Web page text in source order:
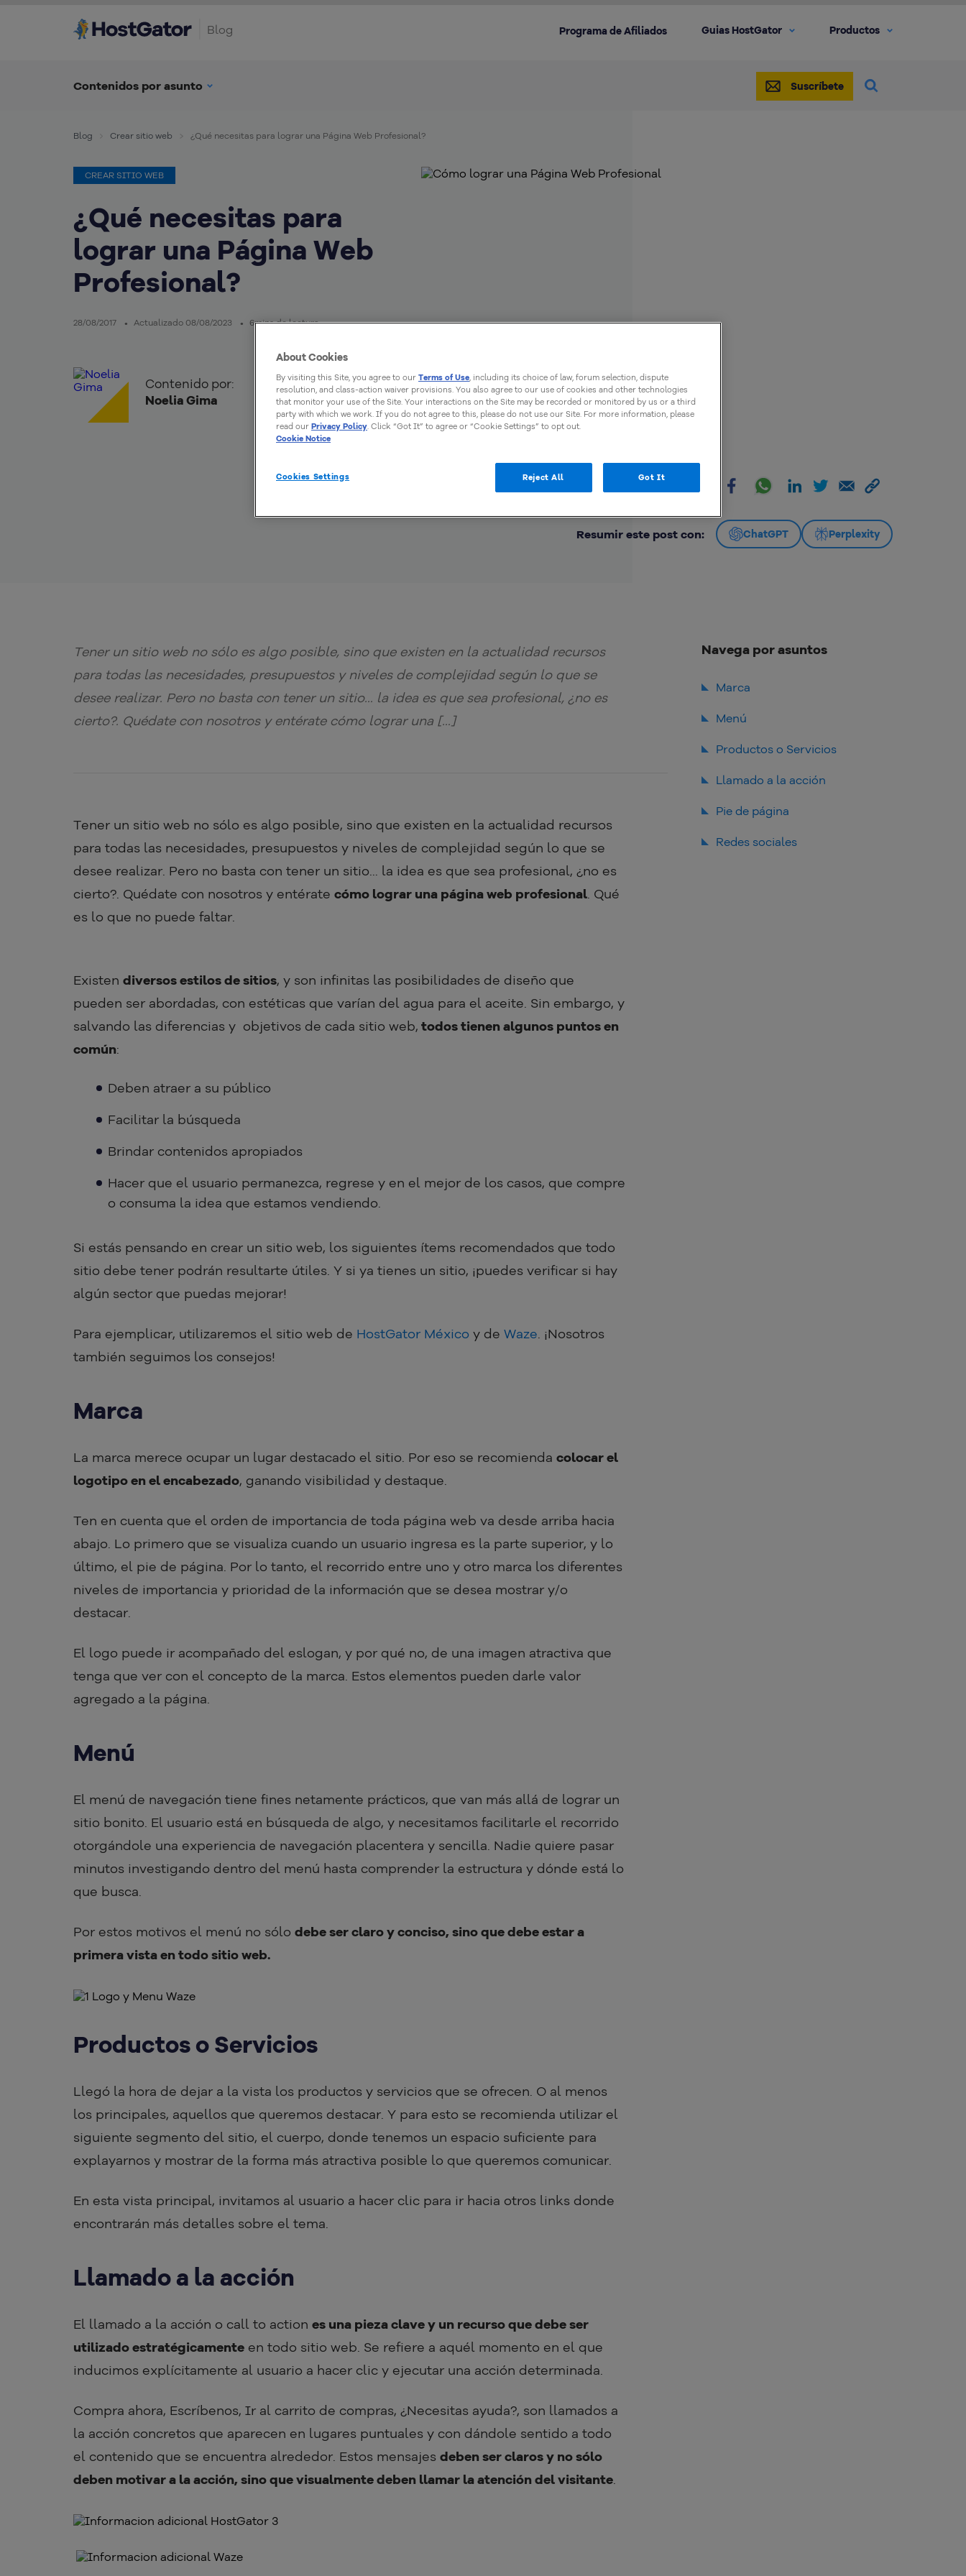
Blog Programa de Afiliados Guias HostGator Productos
Contenidos por asunto Suscríbete
Blog Crear sitio web ¿Qué necesitas para lograr una Página Web Profesional?
CREAR SITIO WEB
¿Qué necesitas para
lograr una Página Web
Profesional?
28/08/2017 Actualizado 08/08/2023 6mins de lectura
Contenido por:
Noelia Gima
Resumir este post con: ChatGPT Perplexity
Tener un sitio web no sólo es algo posible, sino que existen en la actualidad recursos
para todas las necesidades, presupuestos y niveles de complejidad según lo que se
desee realizar. Pero no basta con tener un sitio… la idea es que sea profesional, ¿no es
cierto?. Quédate con nosotros y entérate cómo lograr una […]
Tener un sitio web no sólo es algo posible, sino que existen en la actualidad recursos
para todas las necesidades, presupuestos y niveles de complejidad según lo que se
desee realizar. Pero no basta con tener un sitio… la idea es que sea profesional, ¿no es
cierto?. Quédate con nosotros y entérate cómo lograr una página web profesional. Qué
es lo que no puede faltar.
Existen diversos estilos de sitios, y son infinitas las posibilidades de diseño que
pueden ser abordadas, con estéticas que varían del agua para el aceite. Sin embargo, y
salvando las diferencias y objetivos de cada sitio web, todos tienen algunos puntos en
común:
Deben atraer a su público
Facilitar la búsqueda
Brindar contenidos apropiados
Hacer que el usuario permanezca, regrese y en el mejor de los casos, que compre
o consuma la idea que estamos vendiendo.
Si estás pensando en crear un sitio web, los siguientes ítems recomendados que todo
sitio debe tener podrán resultarte útiles. Y si ya tienes un sitio, ¡puedes verificar si hay
algún sector que puedas mejorar!
Para ejemplicar, utilizaremos el sitio web de HostGator México y de Waze. ¡Nosotros
también seguimos los consejos!
Marca
La marca merece ocupar un lugar destacado el sitio. Por eso se recomienda colocar el
logotipo en el encabezado, ganando visibilidad y destaque.
Ten en cuenta que el orden de importancia de toda página web va desde arriba hacia
abajo. Lo primero que se visualiza cuando un usuario ingresa es la parte superior, y lo
último, el pie de página. Por lo tanto, el recorrido entre uno y otro marca los diferentes
niveles de importancia y prioridad de la información que se desea mostrar y/o
destacar.
El logo puede ir acompañado del eslogan, y por qué no, de una imagen atractiva que
tenga que ver con el concepto de la marca. Estos elementos pueden darle valor
agregado a la página.
Menú
El menú de navegación tiene fines netamente prácticos, que van más allá de lograr un
sitio bonito. El usuario está en búsqueda de algo, y necesitamos facilitarle el recorrido
otorgándole una experiencia de navegación placentera y sencilla. Nadie quiere pasar
minutos investigando dentro del menú hasta comprender la estructura y dónde está lo
que busca.
Por estos motivos el menú no sólo debe ser claro y conciso, sino que debe estar a
primera vista en todo sitio web.
Productos o Servicios
Llegó la hora de dejar a la vista los productos y servicios que se ofrecen. O al menos
los principales, aquellos que queremos destacar. Y para esto se recomienda utilizar el
siguiente segmento del sitio, el cuerpo, donde tenemos un espacio suficiente para
explayarnos y mostrar de la forma más atractiva posible lo que queremos comunicar.
En esta vista principal, invitamos al usuario a hacer clic para ir hacia otros links donde
encontrarán más detalles sobre el tema.
Llamado a la acción
El llamado a la acción o call to action es una pieza clave y un recurso que debe ser
utilizado estratégicamente en todo sitio web. Se refiere a aquél momento en el que
inducimos explícitamente al usuario a hacer clic y ejecutar una acción determinada.
Compra ahora, Escríbenos, Ir al carrito de compras, ¿Necesitas ayuda?, son llamados a
la acción concretos que aparecen en lugares puntuales y con dándole sentido a todo
el contenido que se encuentra alrededor. Estos mensajes deben ser claros y no sólo
deben motivar a la acción, sino que visualmente deben llamar la atención del visitante.
Navega por asuntos
Marca
Menú
Productos o Servicios
Llamado a la acción
Pie de página
Redes sociales
About Cookies
By visiting this Site, you agree to our Terms of Use, including its choice of law, forum selection, dispute
resolution, and class-action waiver provisions. You also agree to our use of cookies and other technologies
that monitor your use of the Site. Your interactions on the Site may be recorded or monitored by us or a third
party with which we work. If you do not agree to this, please do not use our Site. For more information, please
read our Privacy Policy. Click “Got It” to agree or “Cookie Settings” to opt out.
Cookie Notice
Cookies Settings Reject All Got It